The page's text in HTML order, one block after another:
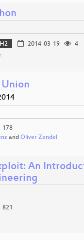
H2 2014-03-19
4
178
and Oliver Zendel
An
821